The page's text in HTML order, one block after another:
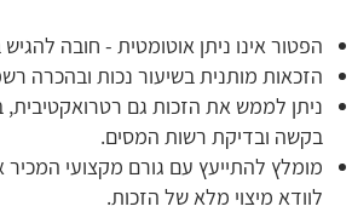
הפטור אינו ניתן אוטומטית - חובה
הזכאות מותנית בשיעור נכות ובהכרה
ניתן לממש את הזכות גם
בקשה ובדיקת רשות המסים.
מומלץ להתייעץ עם גורם מקצועי
לוודא מיצוי מלא של הזכות.